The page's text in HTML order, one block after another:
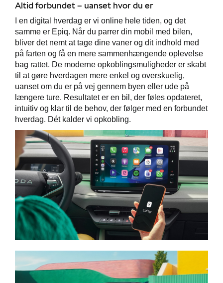
Altid forbundet – uanset hvor du er
I en digital hverdag er vi online hele tiden, og det
samme er Epiq. Når du parrer din mobil med bilen,
bliver det nemt at tage dine vaner og dit indhold med
på farten og få en mere sammenhængende oplevelse
bag rattet. De moderne opkoblingsmuligheder er skabt
til at gøre hverdagen mere enkel og overskuelig,
uanset om du er på vej gennem byen eller ude på
længere ture. Resultatet er en bil, der føles opdateret,
intuitiv og klar til de behov, der følger med en forbundet
hverdag. Dét kalder vi opkobling.